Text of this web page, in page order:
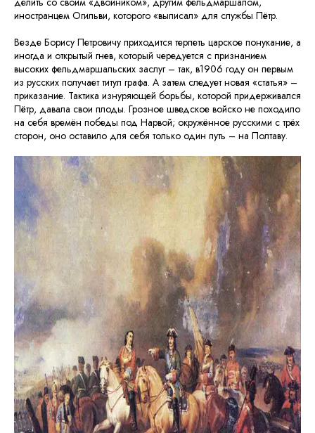
иностранцем Огильви, которого «выписал» для службы Пётр.
Везде Борису Петровичу приходится терпеть царское понукание, а
иногда и открытый гнев, который чередуется с признанием
высоких фельдмаршальских заслуг – так, в1906 году он первым
из русских получает титул графа. А затем следует новая «статья» –
приказание. Тактика изнуряющей борьбы, которой придерживался
Пётр, давала свои плоды. Грозное шведское войско не походило
на себя времён победы под Нарвой; окружённое русскими с трёх
сторон, оно оставило для себя только один путь – на Полтаву.